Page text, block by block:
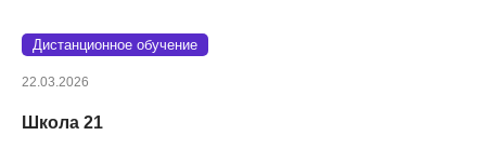
Дистанционное обучение
22.03.2026
Школа 21